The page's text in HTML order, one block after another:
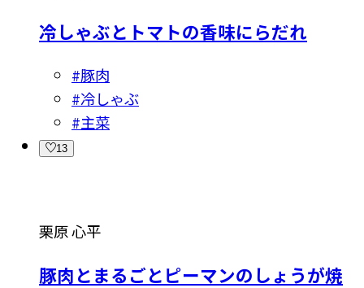
冷しゃぶとトマトの香味にらだれ
#豚肉
#冷しゃぶ
#主菜
13
栗原 心平
豚肉とまるごとピーマンのしょうが焼